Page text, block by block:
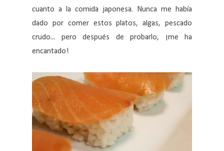
cuanto a la comida japonesa. Nunca me había
dado por comer estos platos, algas, pescado
crudo... pero después de probarlo, ¡me ha
encantado!